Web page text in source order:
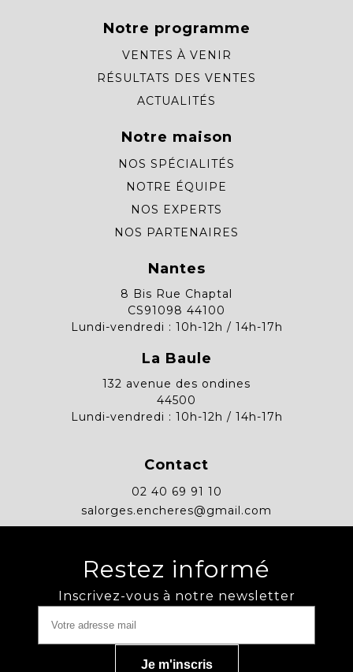
Notre programme
VENTES À VENIR
RÉSULTATS DES VENTES
ACTUALITÉS
Notre maison
NOS SPÉCIALITÉS
NOTRE ÉQUIPE
NOS EXPERTS
NOS PARTENAIRES
Nantes
8 Bis Rue Chaptal
CS91098 44100
Lundi-vendredi : 10h-12h / 14h-17h
La Baule
132 avenue des ondines
44500
Lundi-vendredi : 10h-12h / 14h-17h
Contact
02 40 69 91 10
salorges.encheres@gmail.com
Restez informé
Inscrivez-vous à notre newsletter